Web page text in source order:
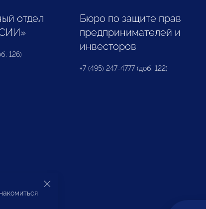
отдел
126)
Бюро по защите прав
предпринимателей и
инвесторов
+7 (495) 247-4777 (доб. 122)